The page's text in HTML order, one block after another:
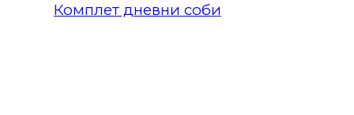
Комплет дневни соби